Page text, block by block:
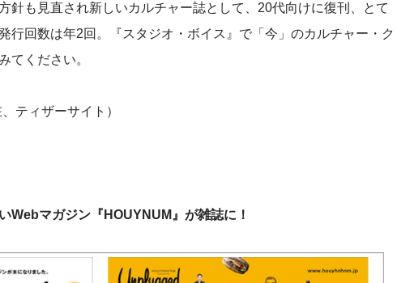
も見直され新しいカルチャー誌として、20代向けに復刊、とて
行回数は年2回。『スタジオ・ボイス』で「今」のカルチャー・ク
てください。
ティザーサイト）
Webマガジン『HOUYNUM』が雑誌に！